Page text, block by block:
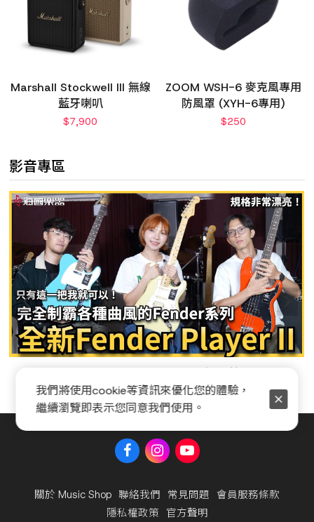
Marshall Stockwell III 無線
藍牙喇叭
$7,900
ZOOM WSH-6 麥克風專用
防風罩 (XYH-6專用)
$250
影音專區
關於 Music Shop 聯絡我們 常見問題 會員服務條款
隱私權政策 官方聲明
我們將使用cookie等資訊來優化您的體驗，
繼續瀏覽即表示您同意我們使用。